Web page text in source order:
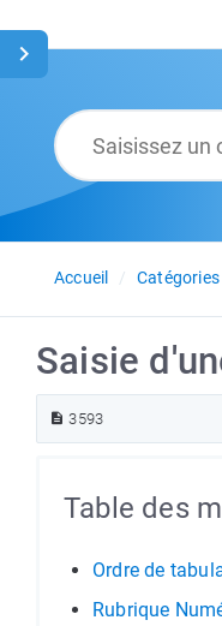
Accueil
Catégories
Saisie
3593
Table des
Ordre de
Rubrique